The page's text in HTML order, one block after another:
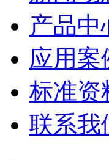
产品中
应用案
标准资
联系我